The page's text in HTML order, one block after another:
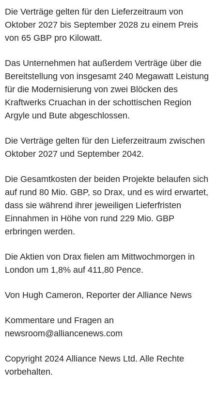
Die Verträge gelten für den Lieferzeitraum von
Oktober 2027 bis September 2028 zu einem Preis
von 65 GBP pro Kilowatt.
Das Unternehmen hat außerdem Verträge über die
Bereitstellung von insgesamt 240 Megawatt Leistung
für die Modernisierung von zwei Blöcken des
Kraftwerks Cruachan in der schottischen Region
Argyle und Bute abgeschlossen.
Die Verträge gelten für den Lieferzeitraum zwischen
Oktober 2027 und September 2042.
Die Gesamtkosten der beiden Projekte belaufen sich
auf rund 80 Mio. GBP, so Drax, und es wird erwartet,
dass sie während ihrer jeweiligen Lieferfristen
Einnahmen in Höhe von rund 229 Mio. GBP
erbringen werden.
Die Aktien von Drax fielen am Mittwochmorgen in
London um 1,8% auf 411,80 Pence.
Von Hugh Cameron, Reporter der Alliance News
Kommentare und Fragen an
newsroom@alliancenews.com
Copyright 2024 Alliance News Ltd. Alle Rechte
vorbehalten.